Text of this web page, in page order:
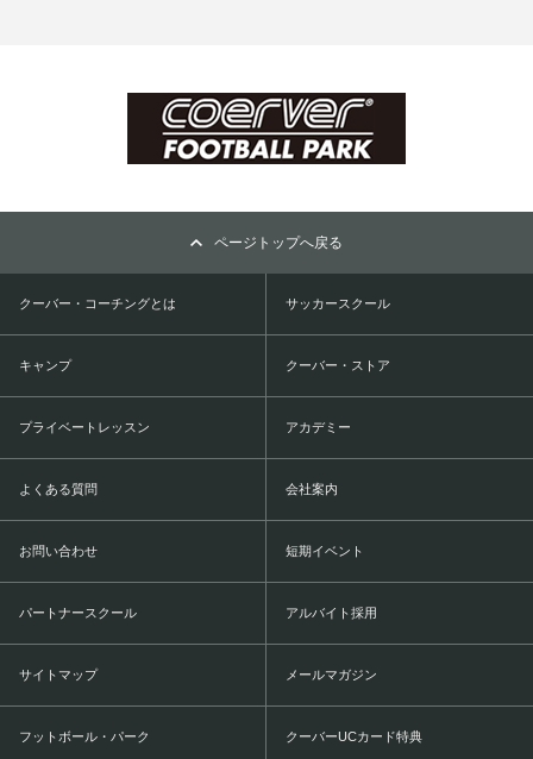
ページトップへ戻る
クーバー・コーチングとは サッカースクール
キャンプ クーバー・ストア
プライベートレッスン アカデミー
よくある質問 会社案内
お問い合わせ 短期イベント
パートナースクール アルバイト採用
サイトマップ メールマガジン
フットボール・パーク クーバーUCカード特典